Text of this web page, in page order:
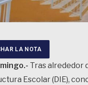
LA NOTA
Tras alrededor
Escolar (DIE),